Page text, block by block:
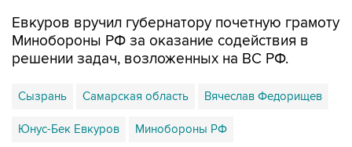
Евкуров вручил губернатору почетную грамоту
Минобороны РФ за оказание содействия в
решении задач, возложенных на ВС РФ.
Сызрань Самарская область Вячеслав Федорищев
Юнус-Бек Евкуров Минобороны РФ